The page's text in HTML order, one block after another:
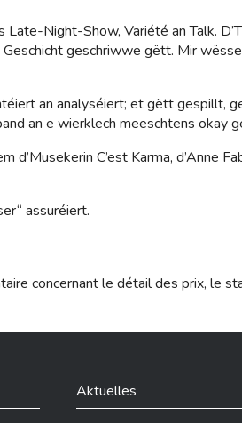
Night-Show, Variété an Talk.
geschriwwe gëtt. Mir
an analyséiert; et gëtt gespillt,
an e wierklech meeschtens okay
d’Musekerin C’est Karma, d’Anne
assuréiert.
concernant le détail des prix, le
Aktuelles